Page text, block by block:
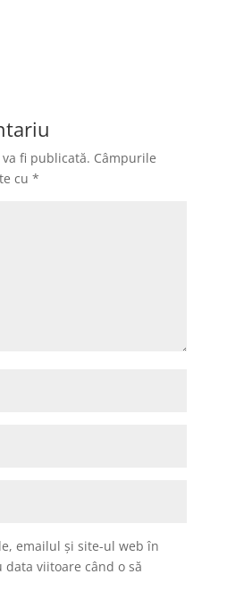
fi publicată. Câmpurile
cu *
emailul și site-ul web în
viitoare când o să